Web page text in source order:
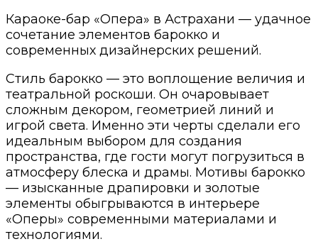
Караоке-бар «Опера» в Астрахани — удачное
сочетание элементов барокко и
современных дизайнерских решений.
Стиль барокко — это воплощение величия и
театральной роскоши. Он очаровывает
сложным декором, геометрией линий и
игрой света. Именно эти черты сделали его
идеальным выбором для создания
пространства, где гости могут погрузиться в
атмосферу блеска и драмы. Мотивы барокко
— изысканные драпировки и золотые
элементы обыгрываются в интерьере
«Оперы» современными материалами и
технологиями.